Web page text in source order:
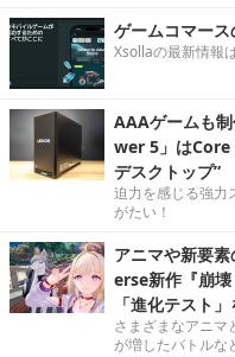
ゲームコマー
Xsollaの最新情報
AAAゲームも
wer 5」はCore
デスクトップ”
迫力を感じる強力
がたい！
アニマや新要
erse新作『崩
「進化テスト
さまざまなアニマ
が増したバトルな